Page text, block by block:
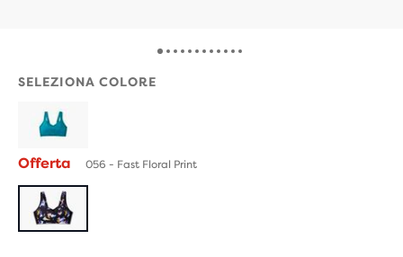
SELEZIONA COLORE
Offerta 056 - Fast Floral Print